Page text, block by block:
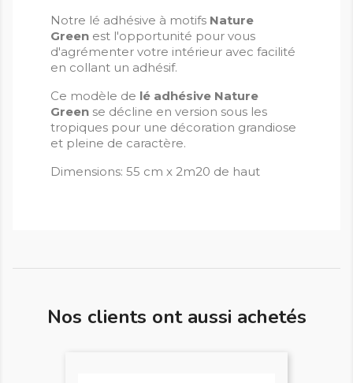
Notre lé adhésive à motifs Nature
Green est l'opportunité pour vous
d'agrémenter votre intérieur avec facilité
en collant un adhésif.
Ce modèle de lé adhésive Nature
Green se décline en version sous les
tropiques pour une décoration grandiose
et pleine de caractère.
Dimensions: 55 cm x 2m20 de haut
Nos clients ont aussi achetés